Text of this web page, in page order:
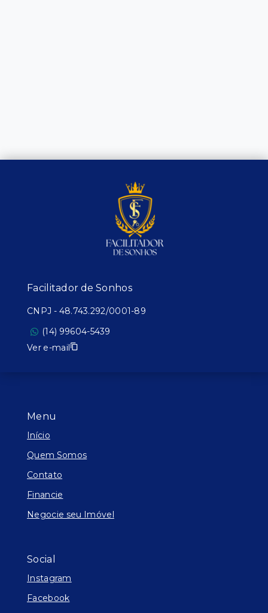
Menu
Início
Quem Somos
Contato
Financie
Negocie seu Imóvel
Social
Instagram
Facebook
Facilitador de Sonhos
CNPJ - 48.743.292/0001-89
(14) 99604-5439
Ver e-mail